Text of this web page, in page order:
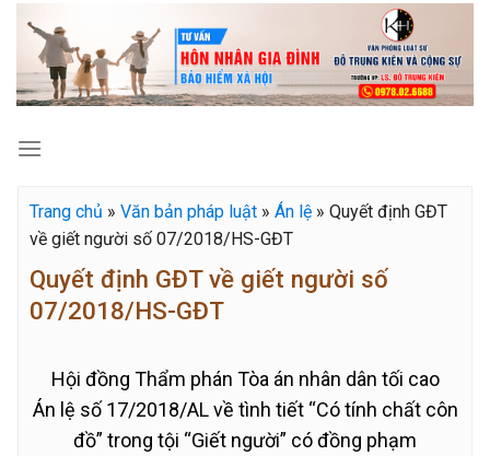
content
Trang chủ » Văn bản pháp luật » Án lệ » Quyết định GĐT
về giết người số 07/2018/HS-GĐT
Quyết định GĐT về giết người số
07/2018/HS-GĐT
Hội đồng Thẩm phán Tòa án nhân dân tối cao
Án lệ số 17/2018/AL về tình tiết “Có tính chất côn
đồ” trong tội “Giết người” có đồng phạm